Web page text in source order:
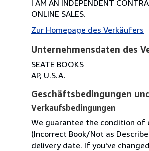
I AM AN INDEPENDENT
ONLINE SALES.
Zur Homepage des Verkäufers
Unternehmensdaten des
SEATE BOOKS
AP, U.S.A.
Geschäftsbedingungen
Verkaufsbedingungen
We guarantee the condition of
(Incorrect Book/Not as
delivery date. If you've